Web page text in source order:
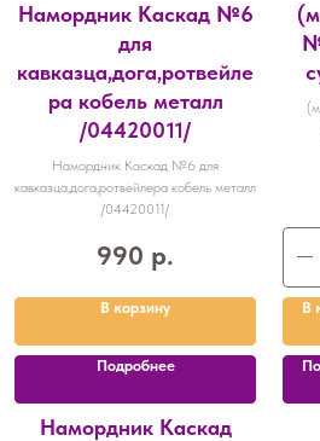
Намордник Каскад №6
для
кавказца,дога,ротвейле
ра кобель металл
/04420011/
Намордник Каскад №6 для
кавказца,дога,ротвейлера кобель металл
/04420011/
990 р.
В корзину
Подробнее
В
Намордник Каскад